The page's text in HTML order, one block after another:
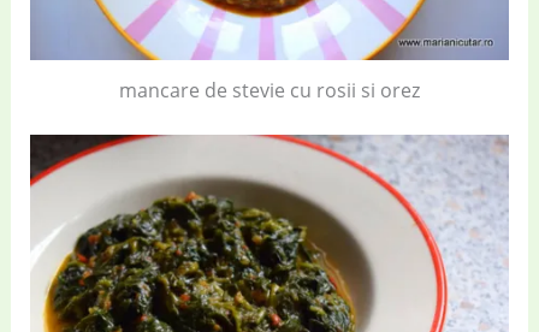
mancare de stevie cu rosii si orez